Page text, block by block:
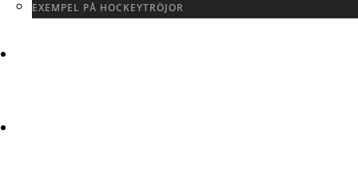
EXEMPEL PÅ HOCKEYTRÖJOR